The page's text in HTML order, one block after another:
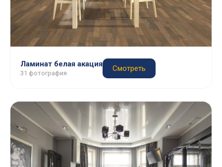
Ламинат белая акация
31 фотография
Смотреть